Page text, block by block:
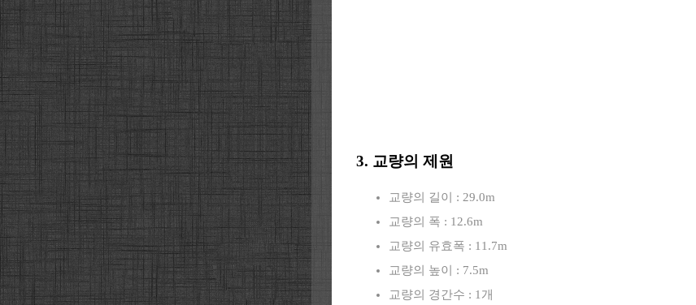
3. 교량의 제원
교량의 길이 : 29.0m
교량의 폭 : 12.6m
교량의 유효폭 : 11.7m
교량의 높이 : 7.5m
교량의 경간수 : 1개